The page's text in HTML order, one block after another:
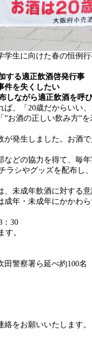
生に向けた春の恒例
する適正飲酒啓発行事
件を失くしたい
しながら適正飲酒を呼
、「20歳だからい
お酒の正しい飲み方”
発生しました。お酒
どの協力を得て、
ラシやグッズを配布し
未成年飲酒に対す
年・未成年にかかわ
：30
。
田警察署ら延べ約100名
をお願いいたします。